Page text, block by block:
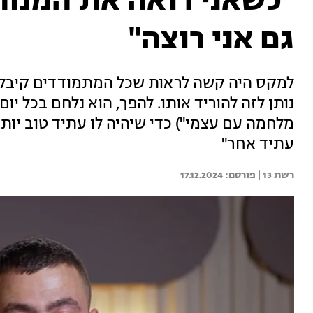
גם אני רוצה"
למקס היה קשה לראות שכל המתמודדים
נותן לזה להוריד אותו. להפך, הוא נלחם בכל
מלחמה עם עצמי") כדי שיהיה לו עתיד טוב
עתיד אחר"
רשת 13 | 17.12.2024